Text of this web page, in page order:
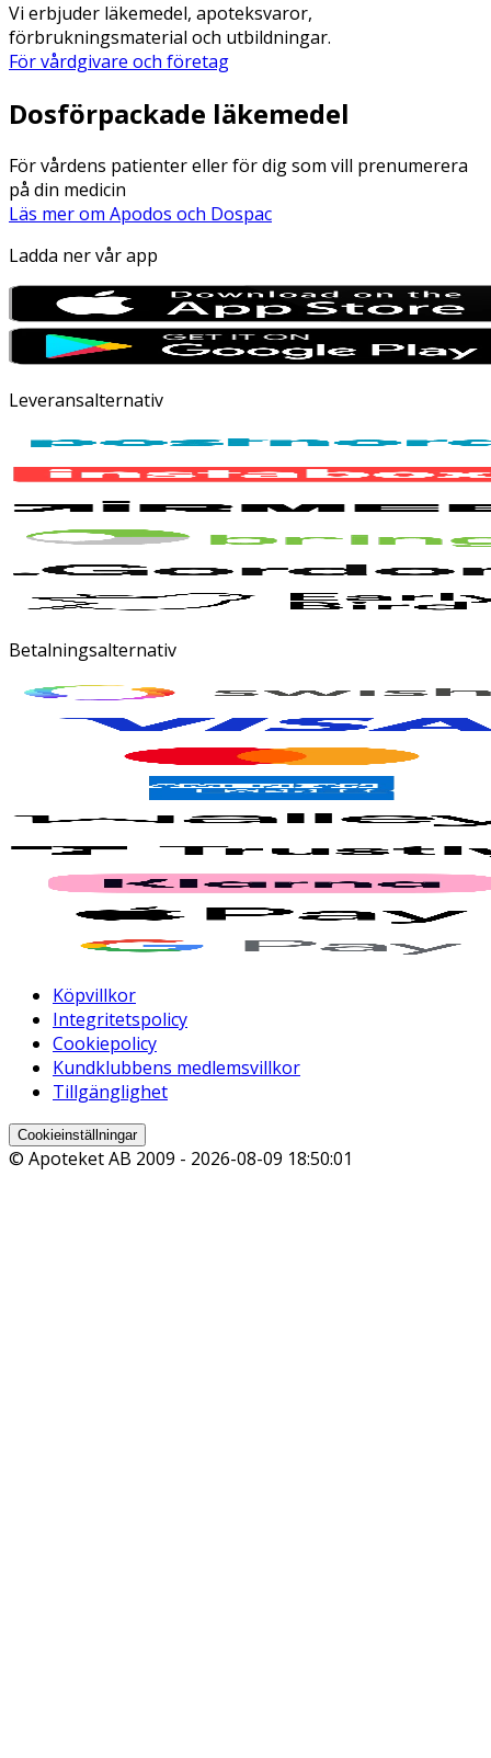
Vi erbjuder läkemedel, apoteksvaror,
förbrukningsmaterial och utbildningar.
För vårdgivare och företag
Dosförpackade läkemedel
För vårdens patienter eller för dig som vill prenumerera
på din medicin
Läs mer om Apodos och Dospac
Ladda ner vår app
Leveransalternativ
Betalningsalternativ
Köpvillkor
Integritetspolicy
Cookiepolicy
Kundklubbens medlemsvillkor
Tillgänglighet
Cookieinställningar
© Apoteket AB 2009 - 2026-08-09 18:50:01